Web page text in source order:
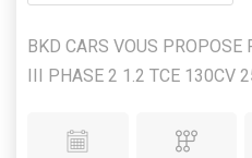
BKD CARS VOUS PROPOSE
III PHASE 2 1.2 TCE 130CV